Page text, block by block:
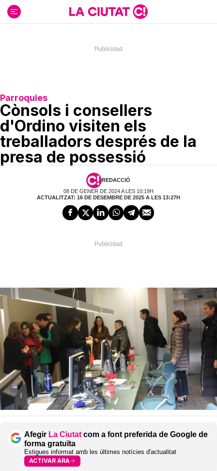
contenido
Parroquies
Cònsols i consellers
d'Ordino visiten els
treballadors després de la
presa de possessió
REDACCIÓ
08 DE GENER DE 2024 A LES 10:19H
ACTUALITZAT: 16 DE DESEMBRE DE 2025 A LES 13:27H
Afegir La Ciutat com a font preferida de Google de
forma gratuïta
Estigues informat amb les últimes notícies d'actualitat
ACTIVAR ARA